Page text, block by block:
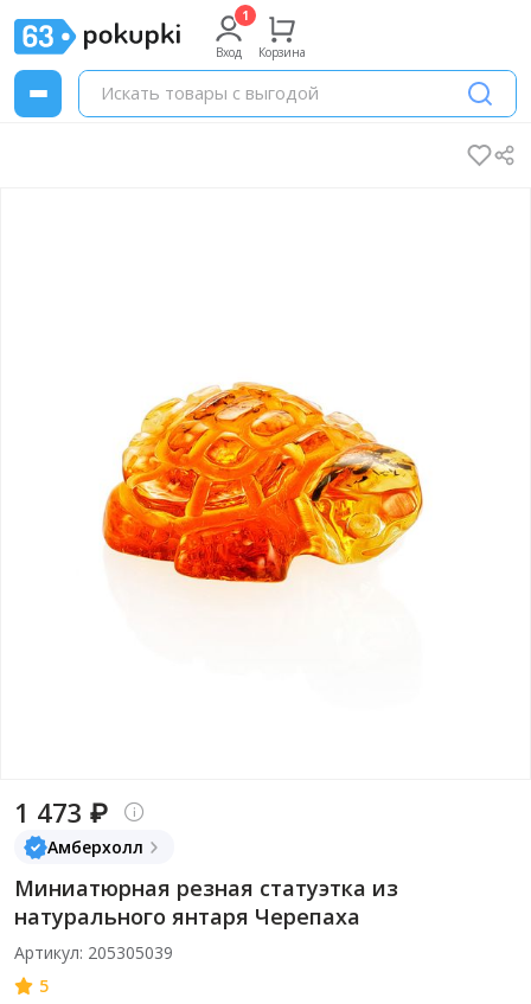
Вход Корзина
1 473 ₽
Амберхолл
Миниатюрная резная статуэтка из
натурального янтаря Черепаха
Артикул: 205305039
5